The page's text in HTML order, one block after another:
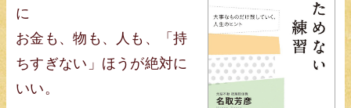
に
お金も、物も、人も、「持
ちすぎない」ほうが絶対に
いい。